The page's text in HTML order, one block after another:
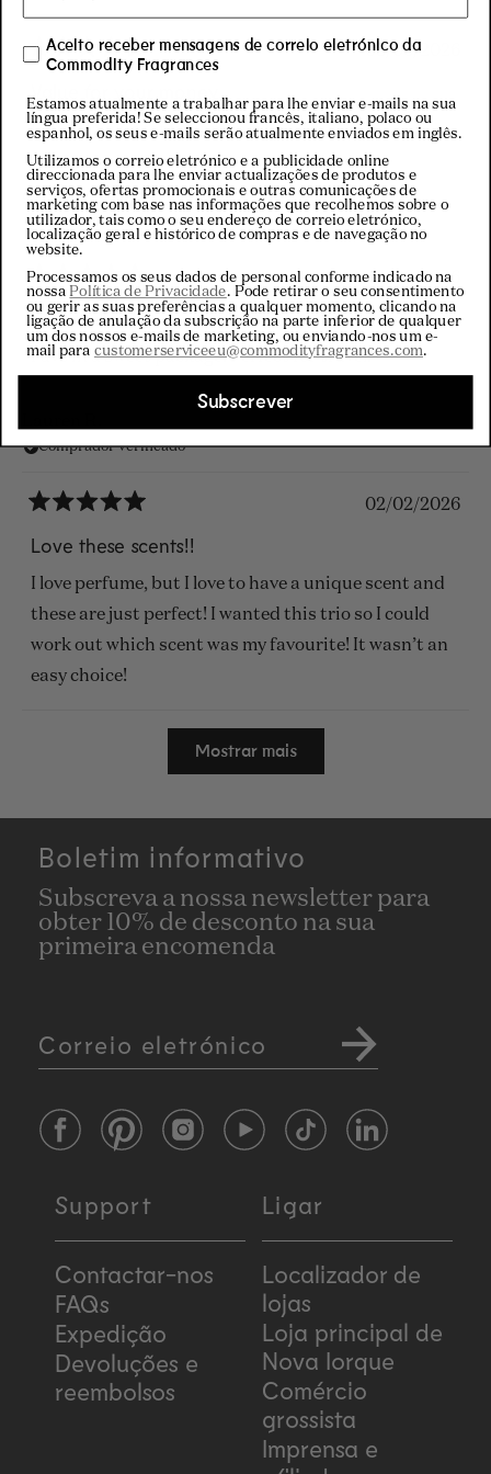
cozy, fresh, or a little more sophisticated. If you’re
find your signature scent, this trio is an excellent
place to start. The quality, presentation, and
versatility make it well worth it.
Rating: ⭐⭐⭐⭐⭐ 5/5
Avaliado
5
de
5
estrelas
03/06/2026
Love it! Value for your money!
Jill W.
Comprador verificado
Avaliado
com
5
de
01/06/2026
Perfet Mini Trio
Favs in a sweet package. Perfect for travel.
Comprador verificado
com
5
de
5
estrelas
02/02/2026
Love these scents!!
I love perfume, but I love to have a unique scent and
these are just perfect! I wanted this trio so I could
work out which scent was my favourite! It wasn’t an
easy choice!
A carregar...
Mostrar mais
Boletim informativo
Subscreva a nossa newsletter para
obter 10% de desconto na sua
primeira encomenda
Correio eletrónico
FacebookPinterestInstagramYouTubeTikTokLinkedIn
Support
Contactar-nos
FAQs
Expedição
Devoluções e
reembolsos
Ligar
Localizador de
lojas
Loja principal de
Nova Iorque
Comércio
grossista
Imprensa e
Aceito receber mensagens de correio eletrónico da
Commodity Fragrances
Estamos atualmente a trabalhar para lhe enviar e-mails na sua
língua preferida! Se seleccionou francês, italiano, polaco ou
espanhol, os seus e-mails serão atualmente enviados em inglês.
Utilizamos o correio eletrónico e a publicidade online
direccionada para lhe enviar actualizações de produtos e
serviços, ofertas promocionais e outras comunicações de
marketing com base nas informações que recolhemos sobre o
utilizador, tais como o seu endereço de correio eletrónico,
localização geral e histórico de compras e de navegação no
website.
Processamos os seus dados de personal conforme indicado na
nossa Política de Privacidade. Pode retirar o seu consentimento
ou gerir as suas preferências a qualquer momento, clicando na
ligação de anulação da subscrição na parte inferior de qualquer
um dos nossos e-mails de marketing, ou enviando-nos um e-
mail para customerserviceeu@commodityfragrances.com.
Subscrever